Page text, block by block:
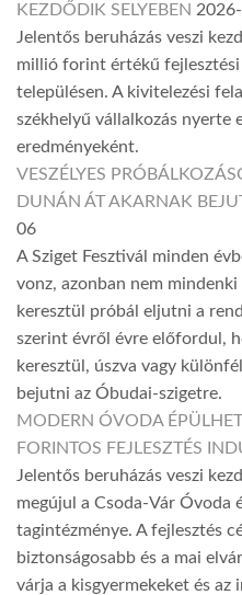
KEZDŐDIK SELYEBEN
Jelentős beruházás veszi
millió forint értékű
településen. A kivitelezési
székhelyű vállalkozás nyerte
eredményeként.
VESZÉLYES
DUNÁN ÁT AKARNAK
06
A Sziget Fesztivál minden
vonz, azonban nem
keresztül próbál eljutni a
szerint évről évre előfordul,
keresztül, úszva vagy
bejutni az Óbudai-szigetre.
MODERN ÓVODA
FORINTOS FEJLESZTÉS
Jelentős beruházás veszi
megújul a Csoda-Vár Óvoda
tagintézménye. A fejlesztés
biztonságosabb és a mai
várja a kisgyermekeket és az